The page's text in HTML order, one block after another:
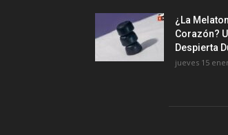
¿La
Corazón?
Despierta
jueves 15